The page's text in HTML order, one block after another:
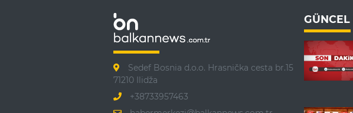
Sedef Bosnia d.o.o. Hrasnička cesta br.15
71210 Ilidža
+38733957463
GÜNCEL